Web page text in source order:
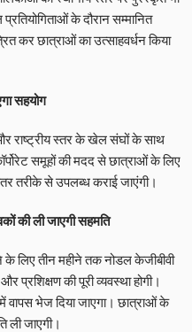
के दौरान सम्मानित
कर छात्राओं का उत्साहवर्धन किया
सहयोग
राष्ट्रीय स्तर के खेल संघों के साथ
समूहों की मदद से छात्राओं के लिए
तरीके से उपलब्ध कराई जाएंगी।
की ली जाएगी सहमति
लिए तीन महीने तक नोडल केजीबीवी
की पूरी व्यवस्था होगी।
भेज दिया जाएगा। छात्राओं के
ली जाएगी।